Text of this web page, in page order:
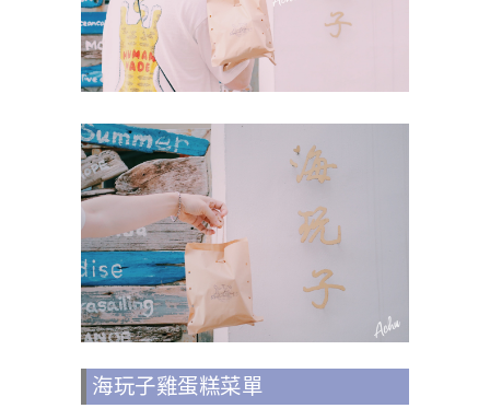
海玩子雞蛋糕菜單